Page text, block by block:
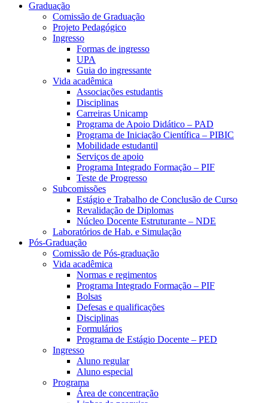
Graduação
Comissão de Graduação
Projeto Pedagógico
Ingresso
Formas de ingresso
UPA
Guia do ingressante
Vida acadêmica
Associações estudantis
Disciplinas
Carreiras Unicamp
Programa de Apoio Didático – PAD
Programa de Iniciação Científica – PIBIC
Mobilidade estudantil
Serviços de apoio
Programa Integrado Formação – PIF
Teste de Progresso
Subcomissões
Estágio e Trabalho de Conclusão de Curso
Revalidação de Diplomas
Núcleo Docente Estruturante – NDE
Laboratórios de Hab. e Simulação
Pós-Graduação
Comissão de Pós-graduação
Vida acadêmica
Normas e regimentos
Programa Integrado Formação – PIF
Bolsas
Defesas e qualificações
Disciplinas
Formulários
Programa de Estágio Docente – PED
Ingresso
Aluno regular
Aluno especial
Programa
Área de concentração